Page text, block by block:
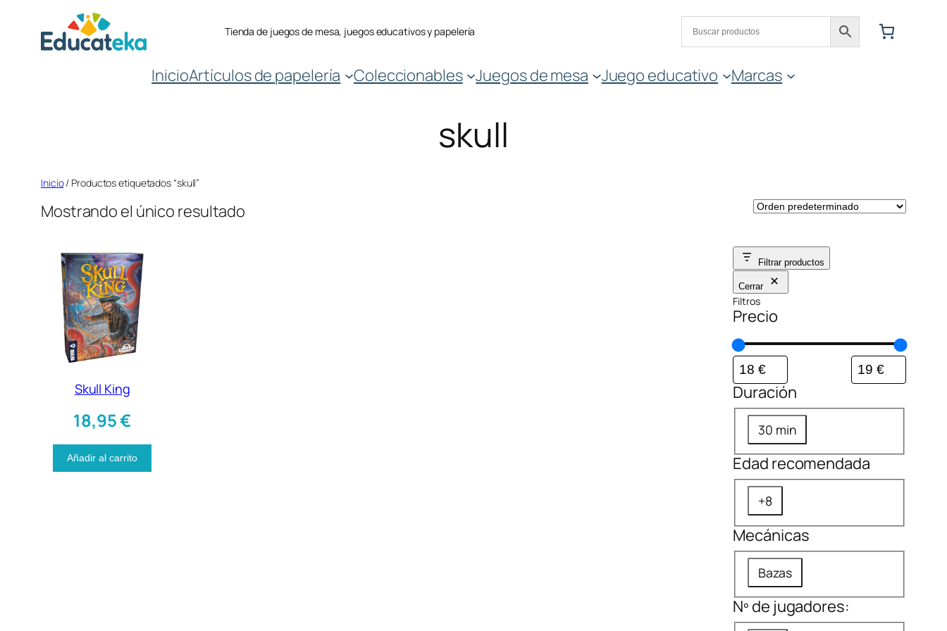
contenido
Tienda de juegos de mesa, juegos educativos y papelería
InicioArtículos de papelería Coleccionables Juegos de mesa Juego educativo Marcas
skull
Inicio/ Productos etiquetados “skull”
Mostrando el único resultado
Skull King
18,95€
Añadir al carrito
Filtrar productos
Cerrar
Filtros
Precio
Duración
u
r
a
c
i
ó
30 min
Edad recomendada
d
a
d
r
e
c
+8
Mecánicas
M
e
c
Bazas
Nº de jugadores: